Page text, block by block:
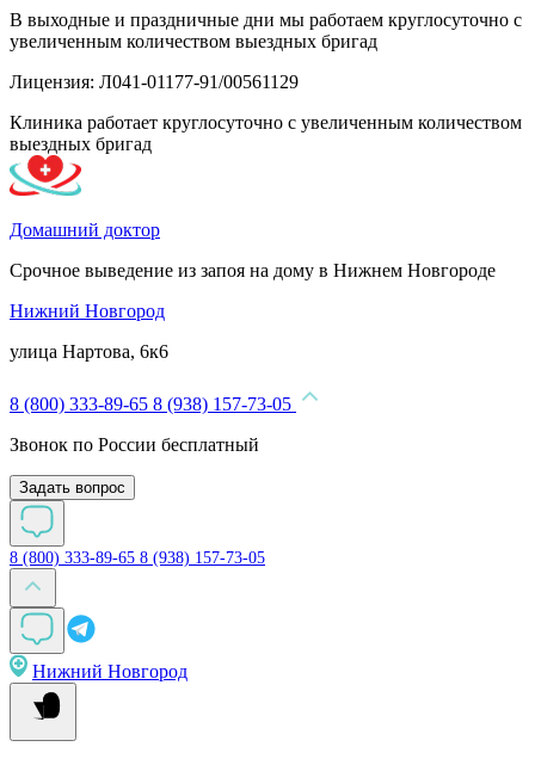
В выходные и праздничные дни мы работаем круглосуточно с
увеличенным количеством выездных бригад
Лицензия: Л041-01177-91/00561129
Клиника работает круглосуточно с увеличенным количеством
выездных бригад
Домашний доктор
Срочное выведение из запоя на дому в Нижнем Новгороде
Нижний Новгород
улица Нартова, 6к6
8 (800) 333-89-65 8 (938) 157-73-05
Звонок по России бесплатный
Задать вопрос
8 (800) 333-89-65 8 (938) 157-73-05
Нижний Новгород